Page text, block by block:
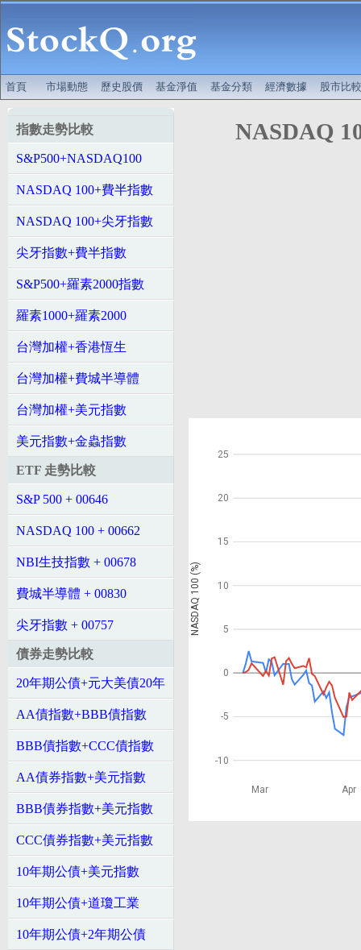
首頁 市場動態 歷史股價 基金淨值 基金分類 經濟數據 股市比較
指數走勢比較
S&P500+NASDAQ100
NASDAQ 100+費半指數
NASDAQ 100+尖牙指數
尖牙指數+費半指數
S&P500+羅素2000指數
羅素1000+羅素2000
台灣加權+香港恆生
台灣加權+費城半導體
台灣加權+美元指數
美元指數+金蟲指數
ETF 走勢比較
S&P 500 + 00646
NASDAQ 100 + 00662
NBI生技指數 + 00678
費城半導體 + 00830
尖牙指數 + 00757
債券走勢比較
20年期公債+元大美債20年
AA債指數+BBB債指數
BBB債指數+CCC債指數
AA債券指數+美元指數
BBB債券指數+美元指數
CCC債券指數+美元指數
10年期公債+美元指數
10年期公債+道瓊工業
10年期公債+2年期公債
NASDAQ
Mar Apr
-10
-5
0
5
10
15
20
25
NASDAQ 100 (%)